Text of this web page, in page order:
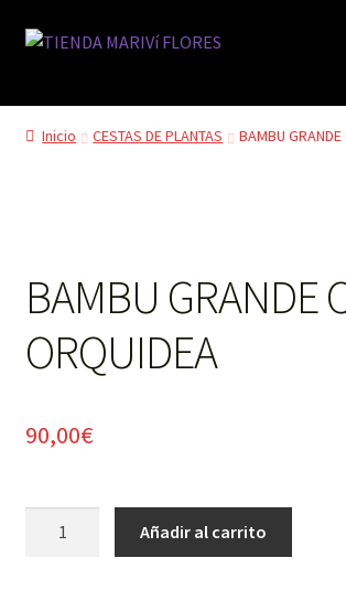
Ir
Ir
TIENDA
FLORISTERIA MARIVÍ
Inicio CESTAS DE PLANTAS BAMBU
BAMBU GRANDE
ORQUIDEA
90,00€
Añadir al carrito